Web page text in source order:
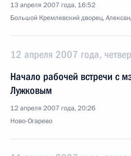
13 апреля 2007 года, 16:52
Большой Кремлевский дворец,
12 апреля 2007 года,
Начало рабочей встречи с
Лужковым
12 апреля 2007 года, 20:26
Ново-Огарево